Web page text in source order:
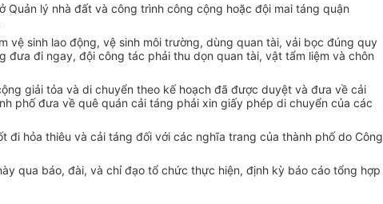
lý nhà đất và công trình công cộng hoặc đội mai táng quận
sinh lao động, vệ sinh môi trường, dùng quan tài, vải bọc đúng quy
đi ngay, đội công tác phải thu dọn quan tài, vật tẩm liệm và chôn
giải tỏa và di chuyển theo kế hoạch đã được duyệt và đưa về cải
phố đưa về quê quán cải táng phải xin giấy phép di chuyển của các
đi hỏa thiêu và cải táng đối với các nghĩa trang của thành phố do Công
qua báo, đài, và chỉ đạo tổ chức thực hiện, định kỳ báo cáo tổng hợp